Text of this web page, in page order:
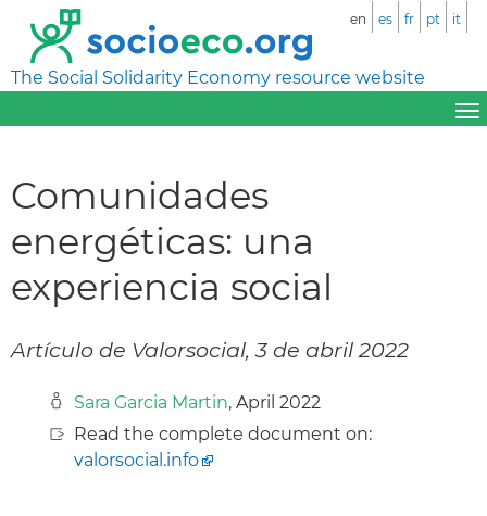
The Social Solidarity Economy resource website
en es fr pt it
Comunidades
energéticas: una
experiencia social
Artículo de Valorsocial, 3 de abril 2022
Sara Garcia Martin, April 2022
Read the complete document on:
valorsocial.info